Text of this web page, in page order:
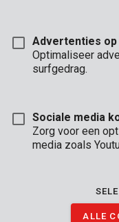
Blokschaaf 60x40mm
Advertenties op
Optimaliseer
surfgedrag.
Sociale media
Zorg voor een
media zoals
ALLE